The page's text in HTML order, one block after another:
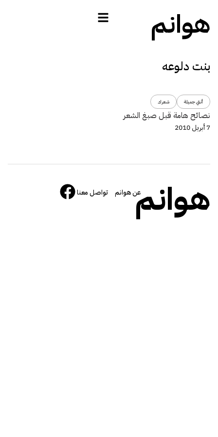
هوانم
بنت دلوعه
أنتي جميلة شعرك
نصائح هامة قبل صبغ الشعر
7 أبريل 2010
هوانمعن هوانم تواصل معنا